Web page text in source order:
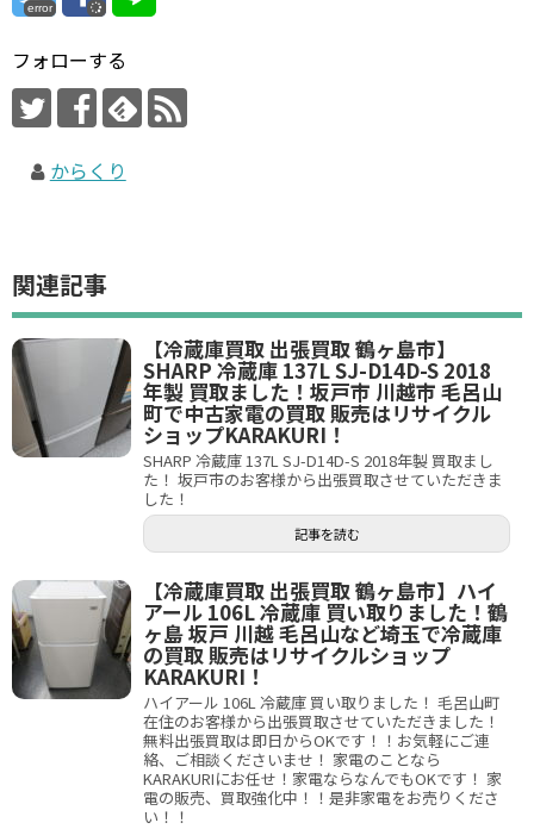
error
フォローする
からくり
関連記事
【冷蔵庫買取 出張買取 鶴ヶ島市】
SHARP 冷蔵庫 137L SJ-D14D-S 2018
年製 買取ました！坂戸市 川越市 毛呂山
町で中古家電の買取 販売はリサイクル
ショップKARAKURI！
SHARP 冷蔵庫 137L SJ-D14D-S 2018年製 買取まし
た！ 坂戸市のお客様から出張買取させていただきま
した！
記事を読む
【冷蔵庫買取 出張買取 鶴ヶ島市】ハイ
アール 106L 冷蔵庫 買い取りました！鶴
ヶ島 坂戸 川越 毛呂山など埼玉で冷蔵庫
の買取 販売はリサイクルショップ
KARAKURI！
ハイアール 106L 冷蔵庫 買い取りました！ 毛呂山町
在住のお客様から出張買取させていただきました！
無料出張買取は即日からOKです！！お気軽にご連
絡、ご相談くださいませ！ 家電のことなら
KARAKURIにお任せ！家電ならなんでもOKです！ 家
電の販売、買取強化中！！是非家電をお売りくださ
い！！